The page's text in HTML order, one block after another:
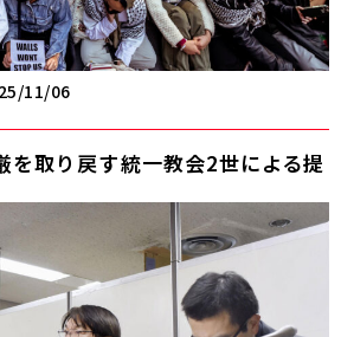
11/06
取り戻す――統一教会2世による提